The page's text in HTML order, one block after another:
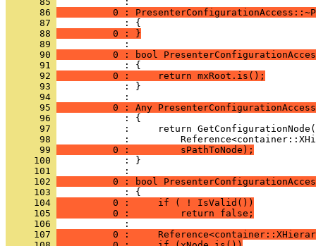
      86
0 :
      87
      88
          0 : }
      89
      90
0 : bool
      91
      92
          0 :     return mxRoot.is();
      93
            : }
      94
      95
0 : Any
      96
      97
      98
      99
          0 :         sPathToNode);
     100
            : }
     101
     102
0 : bool
     103
     104
          0 :     if ( ! IsValid())
     105
          0 :         return false;
     106
     107
0 :